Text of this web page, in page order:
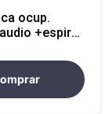
ocup.
+espir